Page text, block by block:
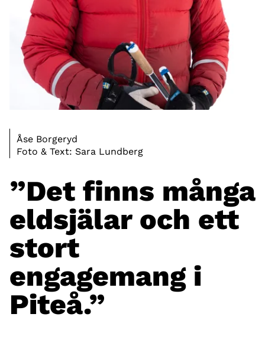
Åse Borgeryd
Foto & Text: Sara Lundberg
”Det finns många
eldsjälar och ett
stort
engagemang i
Piteå.”